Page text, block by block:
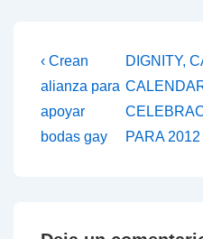
Navegación
de
entradas
La
entrada
anterior
es
‹ Crean
alianza para
apoyar
bodas gay
La
entrada
siguiente
es
DIGNITY,
PARA 2012